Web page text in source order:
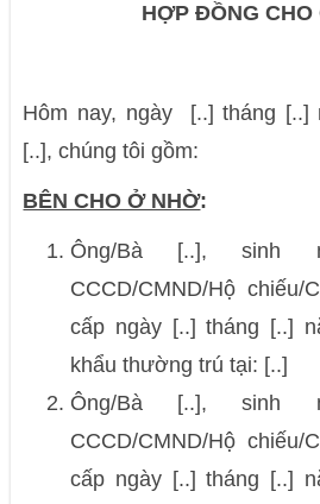
HỢP ĐỒNG CHO
Hôm nay, ngày [..] tháng [..]
[..], chúng tôi gồm:
BÊN CHO Ở NHỜ:
Ông/Bà [..], sinh
CCCD/CMND/Hộ
cấp ngày [..] tháng [..]
khẩu thường trú tại: [..]
Ông/Bà [..], sinh
CCCD/CMND/Hộ
cấp ngày [..] tháng [..]